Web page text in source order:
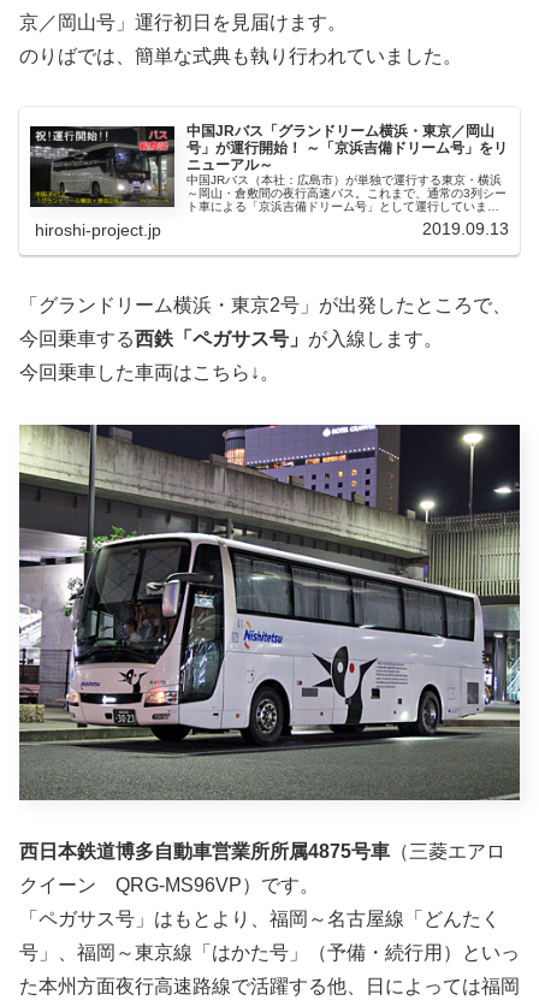
京／岡山号」運行初日を見届けます。
のりばでは、簡単な式典も執り行われていました。
中国JRバス「グランドリーム横浜・東京／岡山
号」が運行開始！ ～「京浜吉備ドリーム号」をリ
ニューアル～
中国JRバス（本社：広島市）が単独で運行する東京・横浜
～岡山・倉敷間の夜行高速バス。これまで、通常の3列シー
ト車による「京浜吉備ドリーム号」として運行していまし
hiroshi-project.jp 2019.09.13
「グランドリーム横浜・東京2号」が出発したところで、
今回乗車する西鉄「ペガサス号」 が入線します。
今回乗車した車両はこちら↓。
西日本鉄道博多自動車営業所所属4875号車 （三菱エアロ
クイーン QRG-MS96VP）です。
「ペガサス号」はもとより、福岡～名古屋線「どんたく
号」、福岡～東京線「はかた号」（予備・続行用）といっ
た本州方面夜行高速路線で活躍する他、日によっては福岡